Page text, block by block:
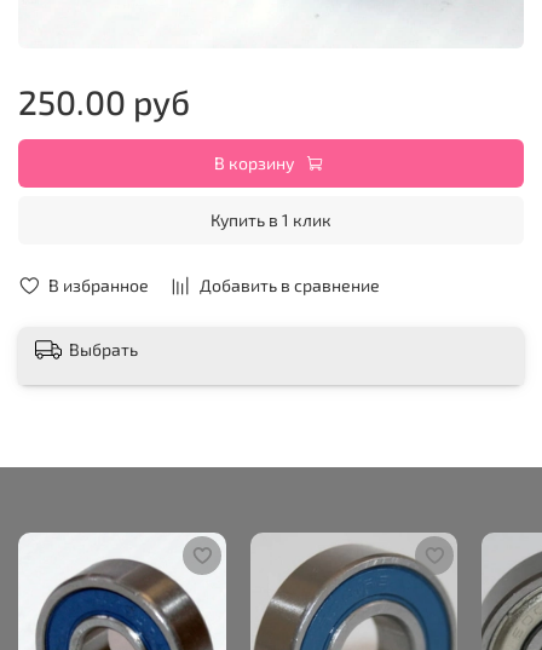
В избранное Добавить в сравнение
250.00 руб
В корзину
Купить в 1 клик
Выбрать